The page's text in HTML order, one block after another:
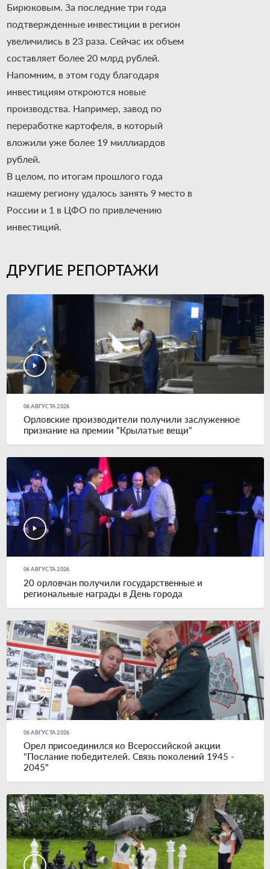
Бирюковым. За последние три года
подтвержденные инвестиции в регион
увеличились в 23 раза. Сейчас их объем
составляет более 20 млрд рублей.
Напомним, в этом году благодаря
инвестициям откроются новые
производства. Например, завод по
переработке картофеля, в который
вложили уже более 19 миллиардов
рублей.
В целом, по итогам прошлого года
нашему региону удалось занять 9 место в
России и 1 в ЦФО по привлечению
инвестиций.
ДРУГИЕ РЕПОРТАЖИ
06 АВГУСТА 2026
Орловские производители получили заслуженное
признание на премии "Крылатые вещи"
06 АВГУСТА 2026
20 орловчан получили государственные и
региональные награды в День города
06 АВГУСТА 2026
Орел присоединился ко Всероссийской акции
"Послание победителей. Связь поколений 1945 -
2045"